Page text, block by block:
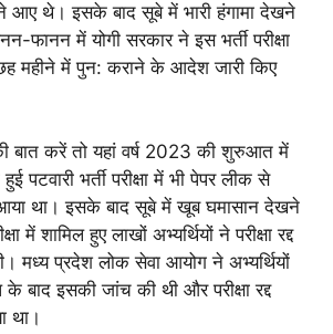
आए थे। इसके बाद सूबे में भारी हंगामा देखने
फानन में योगी सरकार ने इस भर्ती परीक्षा
महीने में पुन: कराने के आदेश जारी किए
बात करें तो यहां वर्ष 2023 की शुरुआत में
पटवारी भर्ती परीक्षा में भी पेपर लीक से
था। इसके बाद सूबे में खूब घमासान देखने
में शामिल हुए लाखों अभ्यर्थियों ने परीक्षा रद्द
मध्य प्रदेश लोक सेवा आयोग ने अभ्यर्थियों
के बाद इसकी जांच की थी और परीक्षा रद्द
था।